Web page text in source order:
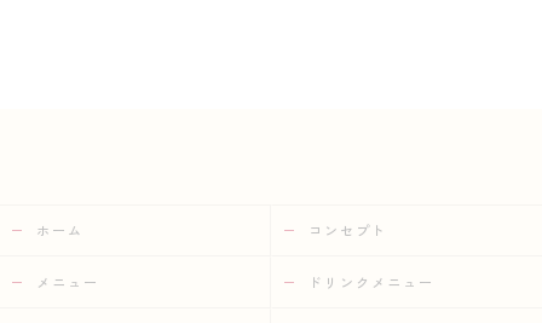
ホーム コンセプト
メニュー ドリンクメニュー